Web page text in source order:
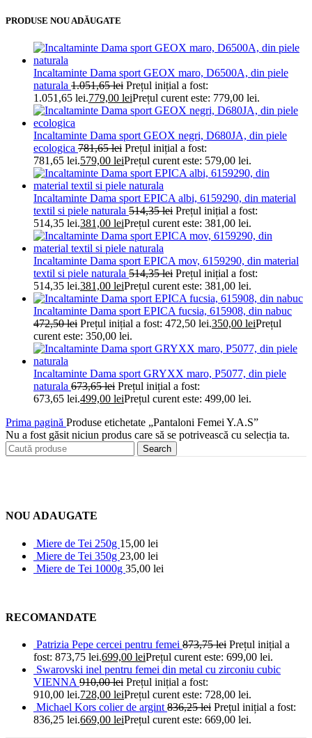
PRODUSE NOU ADĂUGATE
Incaltaminte Dama sport GEOX maro, D6500A, din piele
naturala 1.051,65lei Prețul inițial a fost:
1.051,65 lei.779,00 leiPrețul curent este: 779,00 lei.
Incaltaminte Dama sport GEOX negri, D680JA, din piele
ecologica 781,65lei Prețul inițial a fost:
781,65 lei.579,00 leiPrețul curent este: 579,00 lei.
Incaltaminte Dama sport EPICA albi, 6159290, din material
textil si piele naturala 514,35lei Prețul inițial a fost:
514,35 lei.381,00 leiPrețul curent este: 381,00 lei.
Incaltaminte Dama sport EPICA mov, 6159290, din material
textil si piele naturala 514,35lei Prețul inițial a fost:
514,35 lei.381,00 leiPrețul curent este: 381,00 lei.
Incaltaminte Dama sport EPICA fucsia, 615908, din nabuc
472,50lei Prețul inițial a fost: 472,50 lei.350,00 leiPrețul
curent este: 350,00 lei.
Incaltaminte Dama sport GRYXX maro, P5077, din piele
naturala 673,65lei Prețul inițial a fost:
673,65 lei.499,00 leiPrețul curent este: 499,00 lei.
Prima pagină Produse etichetate „Pantaloni Femei Y.A.S”
Nu a fost găsit niciun produs care să se potrivească cu selecția ta.
Search
NOU ADAUGATE
Miere de Tei 250g 15,00 lei
Miere de Tei 350g 23,00 lei
Miere de Tei 1000g 35,00 lei
RECOMANDATE
Patrizia Pepe cercei pentru femei 873,75lei Prețul inițial a
fost: 873,75 lei.699,00 leiPrețul curent este: 699,00 lei.
Swarovski inel pentru femei din metal cu zirconiu cubic
VIENNA 910,00lei Prețul inițial a fost:
910,00 lei.728,00 leiPrețul curent este: 728,00 lei.
Michael Kors colier de argint 836,25lei Prețul inițial a fost:
836,25 lei.669,00 leiPrețul curent este: 669,00 lei.